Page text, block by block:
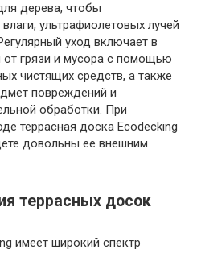
дерева, чтобы
ультрафиолетовых лучей
уход включает в
от грязи и мусора с помощью
чистящих средств, а также
повреждений и
обработки. При
террасная доска Ecodecking
довольны ее внешним
террасных досок
имеет широкий спектр